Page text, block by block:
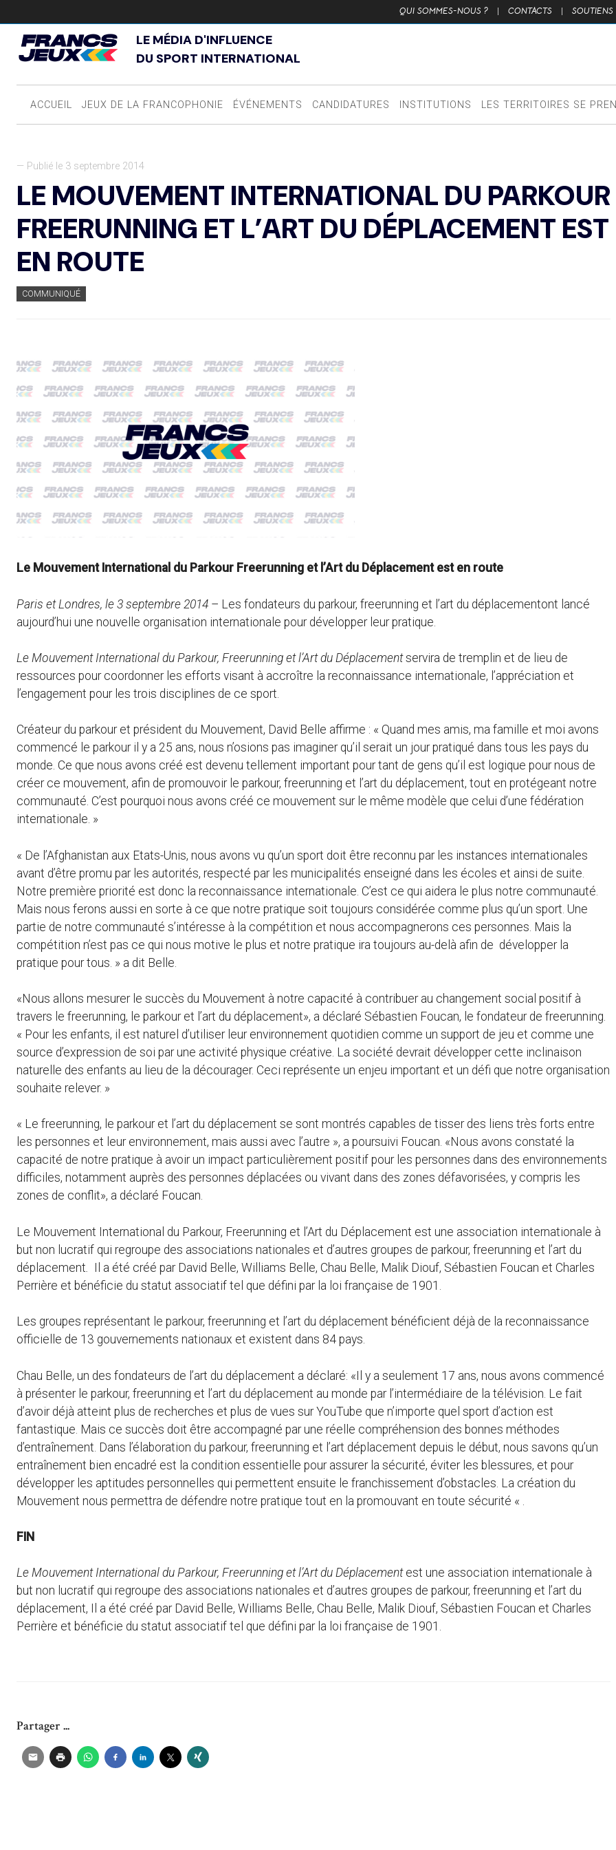
QUI SOMMES-NOUS ? | CONTACTS | SOUTIENS
LE MÉDIA D'INFLUENCE
DU SPORT INTERNATIONAL
ACCUEIL JEUX DE LA FRANCOPHONIE ÉVÉNEMENTS CANDIDATURES INSTITUTIONS LES TERRITOIRES SE
— Publié le 3 septembre 2014
LE MOUVEMENT INTERNATIONAL DU PARKOUR
FREERUNNING ET L’ART DU DÉPLACEMENT EST
EN ROUTE
COMMUNIQUÉ
Le Mouvement International du Parkour Freerunning et l’Art du Déplacement est en route
Paris et Londres, le 3 septembre 2014 – Les fondateurs du parkour, freerunning et l’art du déplacementont lancé
aujourd’hui une nouvelle organisation internationale pour développer leur pratique.
Le Mouvement International du Parkour, Freerunning et l’Art du Déplacementservira de tremplin et de lieu de
ressources pour coordonner les efforts visant à accroître la reconnaissance internationale, l’appréciation et
l’engagement pour les trois disciplines de ce sport.
Créateur du parkour et président du Mouvement, David Belle affirme : « Quand mes amis, ma famille et moi avons
commencé le parkour il y a 25 ans, nous n’osions pas imaginer qu’il serait un jour pratiqué dans tous les pays du
monde. Ce que nous avons créé est devenu tellement important pour tant de gens qu’il est logique pour nous de
créer ce mouvement, afin de promouvoir le parkour, freerunning et l’art du déplacement, tout en protégeant notre
communauté. C’est pourquoi nous avons créé ce mouvement sur le même modèle que celui d’une fédération
internationale. »
« De l’Afghanistan aux Etats-Unis, nous avons vu qu’un sport doit être reconnu par les instances internationales
avant d’être promu par les autorités, respecté par les municipalités enseigné dans les écoles et ainsi de suite.
Notre première priorité est donc la reconnaissance internationale. C’est ce qui aidera le plus notre communauté.
Mais nous ferons aussi en sorte à ce que notre pratique soit toujours considérée comme plus qu’un sport. Une
partie de notre communauté s’intéresse à la compétition et nous accompagnerons ces personnes. Mais la
compétition n’est pas ce qui nous motive le plus et notre pratique ira toujours au-delà afin de développer la
pratique pour tous. » a dit Belle.
«Nous allons mesurer le succès du Mouvement à notre capacité à contribuer au changement social positif à
travers le freerunning, le parkour et l’art du déplacement», a déclaré Sébastien Foucan, le fondateur de freerunning.
« Pour les enfants, il est naturel d’utiliser leur environnement quotidien comme un support de jeu et comme une
source d’expression de soi par une activité physique créative. La société devrait développer cette inclinaison
naturelle des enfants au lieu de la décourager. Ceci représente un enjeu important et un défi que notre organisation
souhaite relever. »
« Le freerunning, le parkour et l’art du déplacement se sont montrés capables de tisser des liens très forts entre
les personnes et leur environnement, mais aussi avec l’autre », a poursuivi Foucan. «Nous avons constaté la
capacité de notre pratique à avoir un impact particulièrement positif pour les personnes dans des environnements
difficiles, notamment auprès des personnes déplacées ou vivant dans des zones défavorisées, y compris les
zones de conflit», a déclaré Foucan.
Le Mouvement International du Parkour, Freerunning et l’Art du Déplacement est une association internationale à
but non lucratif qui regroupe des associations nationales et d’autres groupes de parkour, freerunning et l’art du
déplacement
Il a été créé par David Belle, Williams Belle, Chau Belle, Malik Diouf, Sébastien Foucan et Charles
Perrière et bénéficie du statut associatif tel que défini par la loi française de 1901.
Les groupes représentant le parkour, freerunning et l’art du déplacement bénéficient déjà de la reconnaissance
officielle de 13 gouvernements nationaux et existent dans 84 pays.
Chau Belle, un des fondateurs de l’art du déplacement a déclaré: «Il y a seulement 17 ans, nous avons commencé
à présenter le parkour, freerunning et l’art du déplacement au monde par l’intermédiaire de la télévision. Le fait
d’avoir déjà atteint plus de recherches et plus de vues sur YouTube que n’importe quel sport d’action est
fantastique. Mais ce succès doit être accompagné par une réelle compréhension des bonnes méthodes
d’entraînement. Dans l’élaboration du parkour, freerunning et l’art déplacement depuis le début, nous savons qu’un
entraînement bien encadré est la condition essentielle pour assurer la sécurité, éviter les blessures, et pour
développer les aptitudes personnelles qui permettent ensuite le franchissement d’obstacles. La création du
Mouvement nous permettra de défendre notre pratique tout en la promouvant en toute sécurité « .
FIN
Le Mouvement International du Parkour, Freerunning et l’Art du Déplacementest une association internationale à
but non lucratif qui regroupe des associations nationales et d’autres groupes de parkour, freerunning et l’art du
déplacement, Il a été créé par David Belle, Williams Belle, Chau Belle, Malik Diouf, Sébastien Foucan et Charles
Perrière et bénéficie du statut associatif tel que défini par la loi française de 1901.
Partager ...